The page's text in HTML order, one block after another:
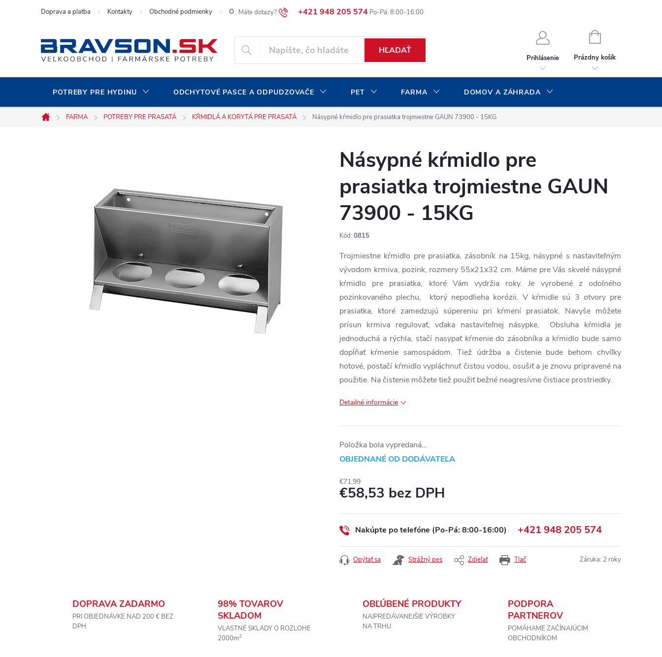
+421 948 205 574
Doprava a platba Kontakty Obchodné podmienky O našej spoločnosti Blog Moja objednávka
HĽADAŤ
Prihlásenie
NÁKUPNÝ
Prázdny košík
POTREBY PRE HYDINU ODCHYTOVÉ PASCE A ODPUDZOVAČE PET FARMA DOMOV A ZÁHRADA
Domov
FARMA POTREBY PRE PRASATÁ KŔMIDLÁ A KORYTÁ PRE PRASATÁ Násypné kŕmidlo pre prasiatka trojmiestne GAUN 73900 - 15KG
Násypné kŕmidlo pre
prasiatka trojmiestne GAUN
73900 - 15KG
Kód: 0815
Trojmiestne kŕmidlo pre prasiatka, zásobník na 15kg, násypné s nastaviteľným
vývodom krmiva, pozink, rozmery 55x21x32 cm. Máme pre Vás skvelé násypné
kŕmidlo pre prasiatka, ktoré Vám vydržia roky. Je vyrobené z odolného
pozinkovaného plechu, ktorý nepodlieha korózii. V kŕmidle sú 3 otvory pre
prasiatka, ktoré zamedzujú súpereniu pri kŕmení prasiatok. Navyše môžete
prísun krmiva regulovať, vďaka nastaviteľnej násypke. Obsluha kŕmidla je
jednoduchá a rýchla, stačí nasypať kŕmenie do zásobníka a kŕmidlo bude samo
dopĺňať kŕmenie samospádom. Tiež údržba a čistenie bude behom chvíľky
hotové, postačí kŕmidlo vypláchnuť čistou vodou, osušiť a je znovu pripravené na
použitie. Na čistenie môžete tiež použiť bežné neagresívne čistiace prostriedky.
Detailné informácie
Položka bola vypredaná…
OBJEDNANÉ OD DODÁVATEĽA
€71,99
€58,53 bez DPH
cena:
Nakúpte po telefóne (Po-Pá: 8:00-16:00) +421 948 205 574
Tlač
Opýtať sa Strážný pes Zdieľať Záruka: 2 roky
DOPRAVA ZADARMO
PRI OBJEDNÁVKE NAD 200 € BEZ
DPH
98% TOVAROV
SKLADOM
VLASTNÉ SKLADY O ROZLOHE
2000m2
OBĽÚBENÉ PRODUKTY
NAJPREDÁVANEJŠIE VÝROBKY
NA TRHU
PODPORA
PARTNEROV
POMÁHAME ZAČÍNAJÚCIM
OBCHODNÍKOM